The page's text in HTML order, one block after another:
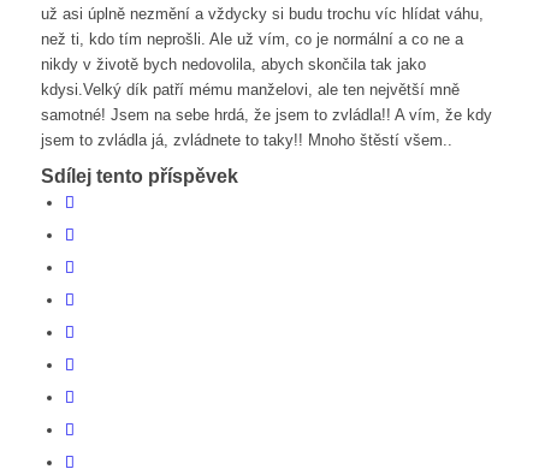
už asi úplně nezmění a vždycky si budu trochu víc hlídat váhu,
než ti, kdo tím neprošli. Ale už vím, co je normální a co ne a
nikdy v životě bych nedovolila, abych skončila tak jako
kdysi.Velký dík patří mému manželovi, ale ten největší mně
samotné! Jsem na sebe hrdá, že jsem to zvládla!! A vím, že kdy
jsem to zvládla já, zvládnete to taky!! Mnoho štěstí všem..
Sdílej tento příspěvek